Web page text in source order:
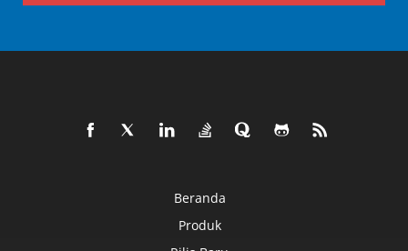
Beranda
Produk